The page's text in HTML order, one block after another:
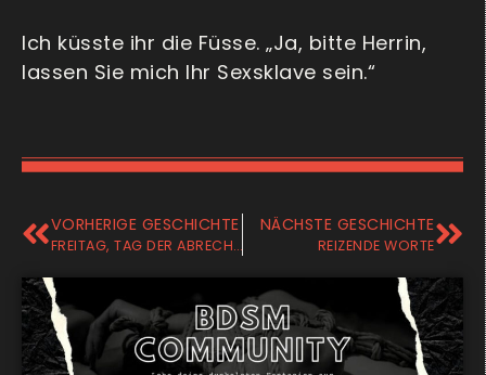
Ich küsste ihr die Füsse. „Ja, bitte Herrin,
lassen Sie mich Ihr Sexsklave sein.“
VORHERIGE GESCHICHTE
FREITAG, TAG DER ABRECHNUNG
NÄCHSTE GESCHICHTE
REIZENDE WORTE